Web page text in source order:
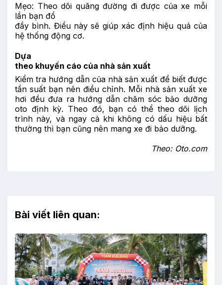
Mẹo: Theo dõi quãng đường đi được của xe mỗi
lần bạn đổ
đầy bình. Điều này sẽ giúp xác định hiệu quả của
hệ thống động cơ.
Dựa
theo khuyến cáo của nhà sản xuất
Kiểm tra hướng dẫn của nhà sản xuất để biết được
tần suất bạn nên điều chỉnh. Mỗi nhà sản xuất xe
hơi đều đưa ra hướng dẫn chăm sóc bảo dưỡng
oto định kỳ. Theo đó, bạn có thể theo dõi lịch
trình này, và ngay cả khi không có dấu hiệu bất
thường thì bạn cũng nên mang xe đi bảo dưỡng.
Theo: Oto.com
Bài viết liên quan: